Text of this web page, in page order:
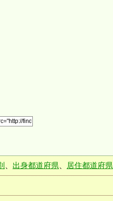
出身都道府県 居住都道府県